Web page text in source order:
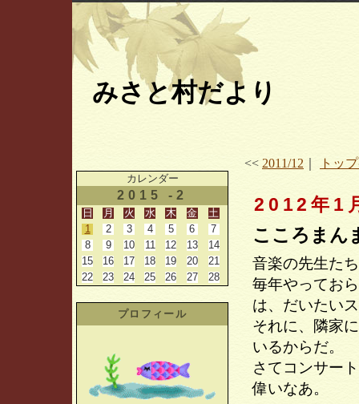
みさと村だより
カレンダー
2015 -2
日 月 火 水 木 金
土
1
2 3 4 5 6
7
8
9 10 11 12 13
14
15
16 17 18 19 20
21
22
23 24 25 26 27 28
プロフィール
<< 2011/12 トッ
2012年1
こころまん
音楽の先生た
毎年やってお
は、だいたい
それに、隣家
いるからだ。
さてコンサー
偉いなあ。